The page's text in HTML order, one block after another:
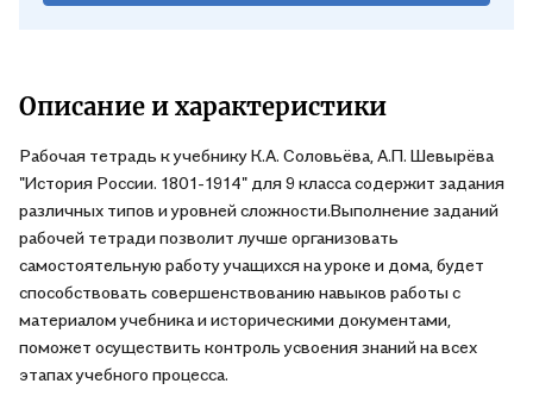
Описание и характеристики
Рабочая тетрадь к учебнику К.А. Соловьёва, А.П. Шевырёва
"История России. 1801-1914" для 9 класса содержит задания
различных типов и уровней сложности.Выполнение заданий
рабочей тетради позволит лучше организовать
самостоятельную работу учащихся на уроке и дома, будет
способствовать совершенствованию навыков работы с
материалом учебника и историческими документами,
поможет осуществить контроль усвоения знаний на всех
этапах учебного процесса.